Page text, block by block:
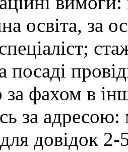
освіта, за
посаді
за фахом в
за
довідок 2-